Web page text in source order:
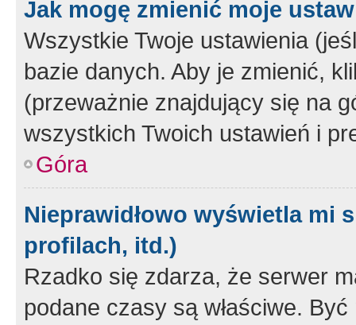
Jak mogę zmienić moje
Wszystkie Twoje ustawienia
bazie danych. Aby je zmienić,
(przeważnie znajdujący się na
wszystkich Twoich ustawień i
Góra
Nieprawidłowo wyświetla mi
profilach, itd.)
Rzadko się zdarza, że serwer
podane czasy są właściwe.